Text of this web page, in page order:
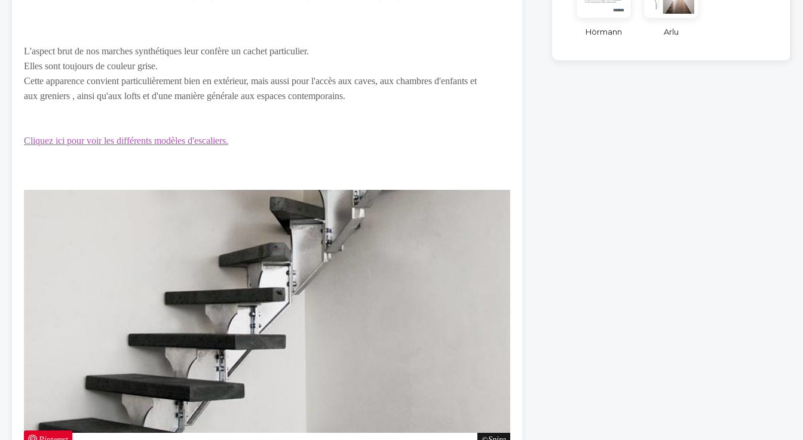
L'aspect brut de nos marches synthétiques leur confère un cachet particulier.
Elles sont toujours de couleur grise.
Cette apparence convient particulièrement bien en extérieur, mais aussi pour l'accès aux caves, aux chambres d'enfants et
aux greniers , ainsi qu'aux lofts et d'une manière générale aux espaces contemporains.
Cliquez ici pour voir les différents modèles d'escaliers.
Hörmann Arlu